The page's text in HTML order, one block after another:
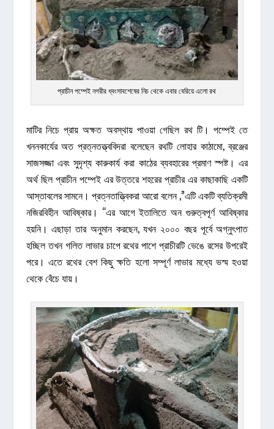
প্রাচীন পম্পেই নগরীর ধ্বংসাবশেষের নিচ থেকে এবার বেরিয়ে এলো রথ
মাটির নিচে প্রায় অক্ষত অবস্থায় পাওয়া গেছিল রথ টি। পম্পেই তে
খননকার্যের অত প্রত্নতত্ত্ববিদরা বলেছেন রথটি লোহার কাঠামো, ব্রঞ্জের
সাজসজ্জা এবং সুদৃশ্য কারুকার্য করা কাঠের ব্যবহারের প্রমাণ স্পষ্ট। এর
অর্থ ছিল প্রাচীন পম্পেই এর উত্তরে শহরের প্রাচীর এর কাছাকাছি একটি
আস্তাবলের সামনে। প্রত্নতাত্ত্বিকরা আরো বলেন ,”এটি একটি ব্যতিক্রমী
নজিরবিহীন আবিষ্কার। “এর আগে ইতালিতে অন গুরুত্বপূর্ণ আবিষ্কার
হয়নি। এছাড়া তার অনুমান করছেন, যখন ২০০০ বছর পূর্বে অগ্নুৎপাত
হচ্ছিল তখন গলিত লাভার চাপে রথের পাশে প্রাচীরটি ভেঙে রসের উপরেই
পরে। এতে রথের বেশ কিছু ক্ষতি হলো সম্পূর্ণ লাভার মধ্যে ভস্ম হওয়া
থেকে বেঁচে যায়।